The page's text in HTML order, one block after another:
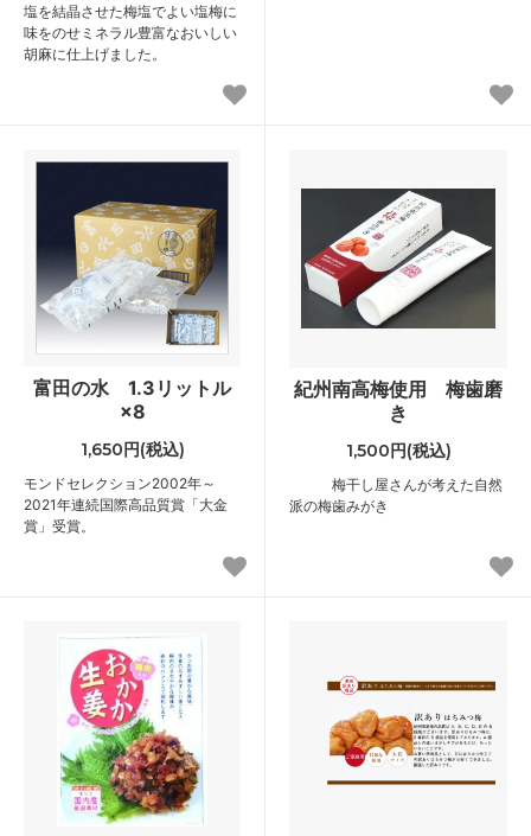
塩を結晶させた梅塩でよい塩梅に
味をのせミネラル豊富なおいしい
胡麻に仕上げました。
富田の水 1.3リットル
×8
1,650円(税込)
モンドセレクション2002年～
2021年連続国際高品質賞「大金
賞」受賞。
紀州南高梅使用 梅歯磨
き
1,500円(税込)
梅干し屋さんが考えた自然
派の梅歯みがき